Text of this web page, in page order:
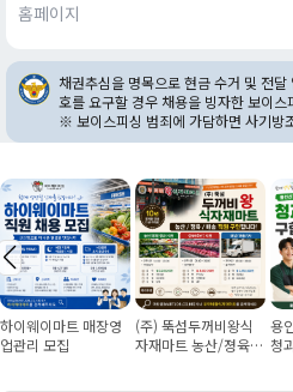
홈페이지
채권추심을 명목으로 현금 수거 및 전
호를 요구할 경우 채용을 빙자한 보이
※ 보이스피싱 범죄에 가담하면 사기방
하이웨이마트 매장영
업관리 모집
(주) 뚝섬두꺼비왕식
자재마트 농산/졍육/
용
청